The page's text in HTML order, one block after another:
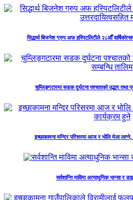
सिद्धार्थ बिजनेश ग्रुप अफ हस्पिटलिटीले २८औँ
चुम्लिङ्गटारमा सडक दुर्घटना पश्चातको उद्धार तथा
इच्छाकामना मन्दिर परिसरमा आज र भोलि मेला
सर्वशान्ति माविमा अत्याधुनिक भान्सा र